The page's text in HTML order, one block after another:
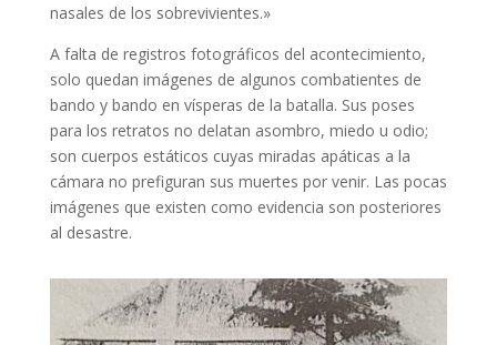
nasales de los sobrevivientes.»
A falta de registros fotográficos del acontecimiento,
solo quedan imágenes de algunos combatientes de
bando y bando en vísperas de la batalla. Sus poses
para los retratos no delatan asombro, miedo u odio;
son cuerpos estáticos cuyas miradas apáticas a la
cámara no prefiguran sus muertes por venir. Las pocas
imágenes que existen como evidencia son posteriores
al desastre.